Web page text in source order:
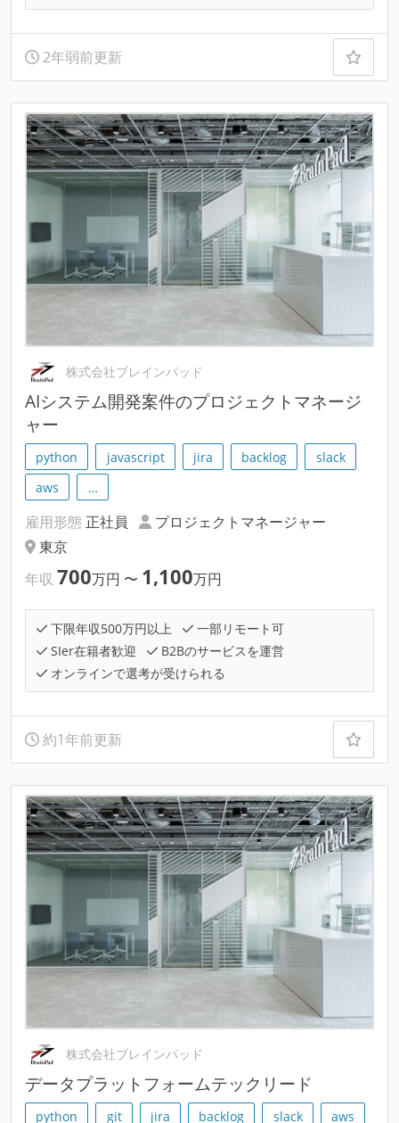
2年弱前更新
株式会社ブレインパッド
AIシステム開発案件のプロジェクトマネージ
ャー
python javascript jira backlog
slack
aws
…
雇用形態 正社員
プロジェクトマネージャー
東京
年収 700万円 〜 1,100万円
下限年収500万円以上
一部リモート可
SIer在籍者歓迎
B2Bのサービスを運営
オンラインで選考が受けられる
約1年前更新
株式会社ブレインパッド
データプラットフォームテックリード
python git jira backlog slack
aws